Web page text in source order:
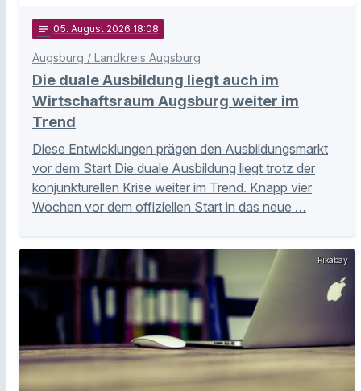
notes 05. August 2026 18:08
Augsburg / Landkreis Augsburg
Die duale Ausbildung liegt auch im
Wirtschaftsraum Augsburg weiter im
Trend
Diese Entwicklungen prägen den Ausbildungsmarkt
vor dem Start Die duale Ausbildung liegt trotz der
konjunkturellen Krise weiter im Trend. Knapp vier
Wochen vor dem offiziellen Start in das neue …
Pixabay